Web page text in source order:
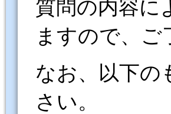
質問の内容に
ますので、ご
なお、以下の
さい。